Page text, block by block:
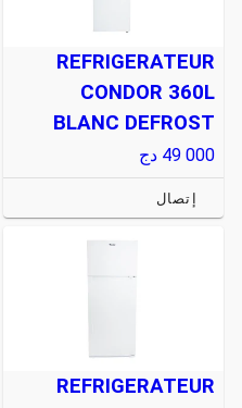
REFRIGERATEUR
CONDOR 360L
BLANC DEFROST
49 000 دج
إتصال
REFRIGERATEUR